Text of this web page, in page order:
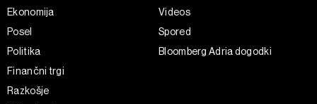
Ekonomija
Posel
Politika
Finančni trgi
Razkošje
Videos
Spored
Bloomberg Adria dogodki